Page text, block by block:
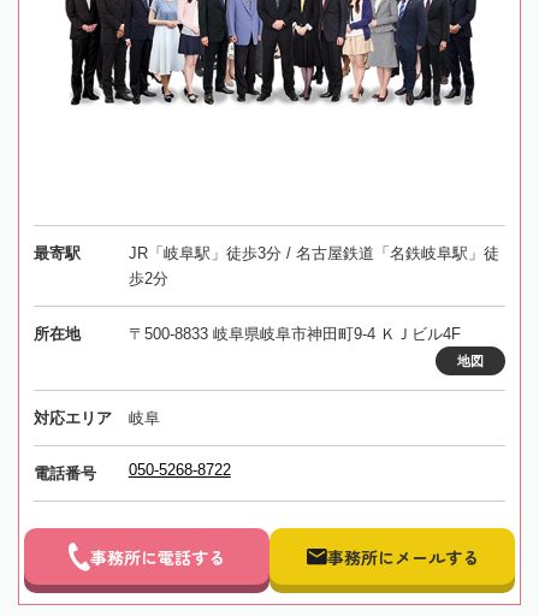
最寄駅
JR「岐阜駅」徒歩3分 / 名古屋鉄道「名鉄岐阜駅」徒
歩2分
所在地 〒500-8833 岐阜県岐阜市神田町9-4 ＫＪビル4F
地図
対応エリア 岐阜
電話番号 050-5268-8722
事務所に電話する 事務所にメールする